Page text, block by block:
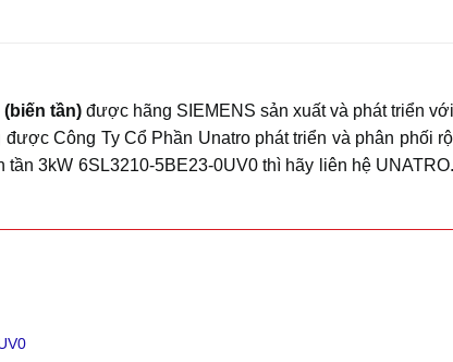
tần)được hãng SIEMENS sản xuất và phát triển
Công Ty Cổ Phần Unatro phát triển và phân phối
3kW 6SL3210-5BE23-0UV0 thì hãy liên hệ